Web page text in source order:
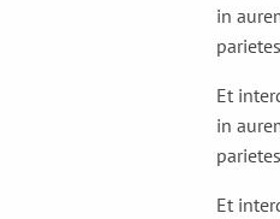
in
Et
in
Et